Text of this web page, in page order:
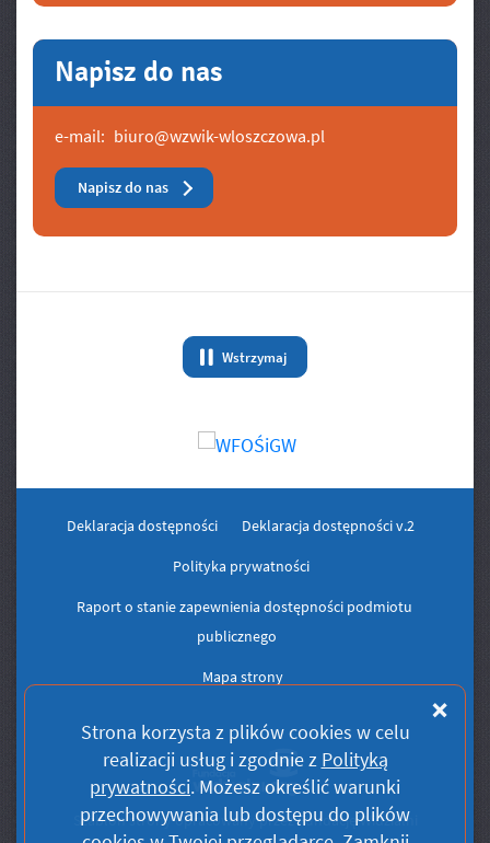
Strona korzysta z plikówcookies w celu
realizacji usług i zgodnie z Polityką
prywatności. Możesz określić warunki
przechowywania lub dostępu do plików
Napisz do nas
e-mail: biuro@wzwik-wloszczowa.pl
Napisz do nas
Wstrzymaj
animację Banery/Logo
Szablon strony opracowany przez Fundację Widzialni
Deklaracja dostępności Deklaracja dostępności v.2
Polityka prywatności
Raport o stanie zapewnienia dostępności podmiotu
publicznego
Mapa strony